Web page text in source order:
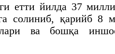
етти йилда 37
солиниб, қарийб 8
ва бошқа